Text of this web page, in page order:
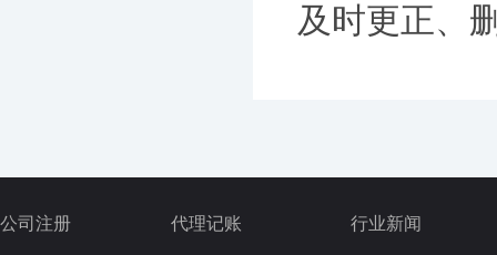
及时更正、
公司注册 代理记账 行业新闻